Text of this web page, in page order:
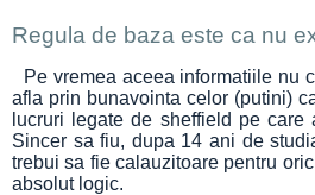
Regula de baza este ca nu
Pe vremea aceea informatiile nu
afla prin bunavointa celor (putini)
lucruri legate de sheffield pe
Sincer sa fiu, dupa 14 ani de
trebui sa fie calauzitoare pentru
absolut logic.